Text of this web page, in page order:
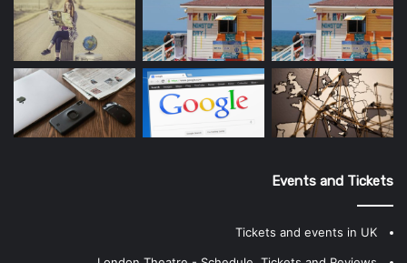
Events and Tickets
Tickets and events in UK